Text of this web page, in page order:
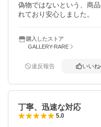
偽物ではないという、商
れており安心しました。
購入したストア
GALLERY-RARE
違反報告 いいね
丁寧、迅速な対応
5.0